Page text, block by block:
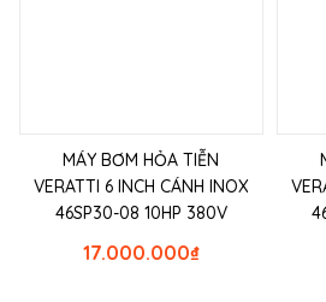
MÁY BƠM HỎA TIỄN
VERATTI 6 INCH CÁNH INOX
46SP30-08 10HP 380V
₫
17.000.000